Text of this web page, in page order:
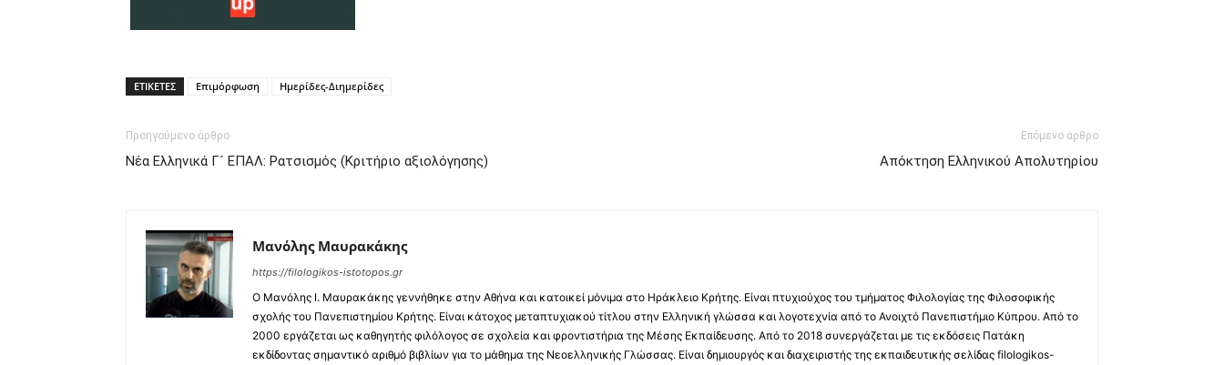
ΕΤΙΚΕΤΕΣ Επιμόρφωση Ημερίδες-Διημερίδες
Προηγούμενο άρθρο
Νέα Ελληνικά Γ´ ΕΠΑΛ: Ρατσισμός (Κριτήριο αξιολόγησης)
Επόμενο άρθρο
Απόκτηση Ελληνικού Απολυτηρίου
Μανόλης Μαυρακάκης
https://filologikos-istotopos.gr
Ο Μανόλης I. Μαυρακάκης γεννήθηκε στην Αθήνα και κατοικεί μόνιμα στο Ηράκλειο Κρήτης. Είναι πτυχιούχος του τμήματος Φιλολογίας της Φιλοσοφικής
σχολής του Πανεπιστημίου Κρήτης. Είναι κάτοχος μεταπτυχιακού τίτλου στην Ελληνική γλώσσα και λογοτεχνία από το Ανοιχτό Πανεπιστήμιο Κύπρου. Από το
2000 εργάζεται ως καθηγητής φιλόλογος σε σχολεία και φροντιστήρια της Μέσης Εκπαίδευσης. Από το 2018 συνεργάζεται με τις εκδόσεις Πατάκη
εκδίδοντας σημαντικό αριθμό βιβλίων για το μάθημα της Νεοελληνικής Γλώσσας. Είναι δημιουργός και διαχειριστής της εκπαιδευτικής σελίδας filologikos-